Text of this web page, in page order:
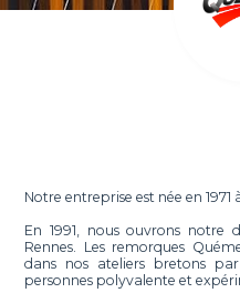
Notre entreprise est née en 1971
En 1991, nous ouvrons notre
Rennes. Les remorques
dans nos ateliers bretons
personnes polyvalente et